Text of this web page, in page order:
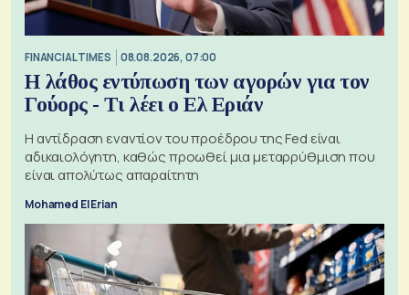
FINANCIAL TIMES 08.08.2026, 07:00
Η λάθος εντύπωση των αγορών για τον
Γούορς - Τι λέει ο Ελ Εριάν
Η αντίδραση εναντίον του προέδρου της Fed είναι
αδικαιολόγητη, καθώς προωθεί μια μεταρρύθμιση που
είναι απολύτως απαραίτητη
Mohamed El Erian